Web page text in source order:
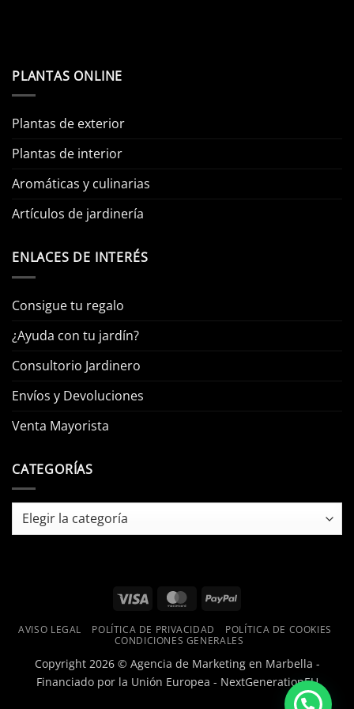
PLANTAS ONLINE
Plantas de exterior
Plantas de interior
Aromáticas y culinarias
Artículos de jardinería
ENLACES DE INTERÉS
Consigue tu regalo
¿Ayuda con tu jardín?
Consultorio Jardinero
Envíos y Devoluciones
Venta Mayorista
CATEGORÍAS
Categorías
Visa MasterCardPayPal
AVISO LEGAL POLÍTICA DE PRIVACIDAD
POLÍTICA DE COOKIES
CONDICIONES GENERALES
Copyright 2026 © Agencia de Marketing en Marbella -
Financiado por la Unión Europea - NextGenerationEU